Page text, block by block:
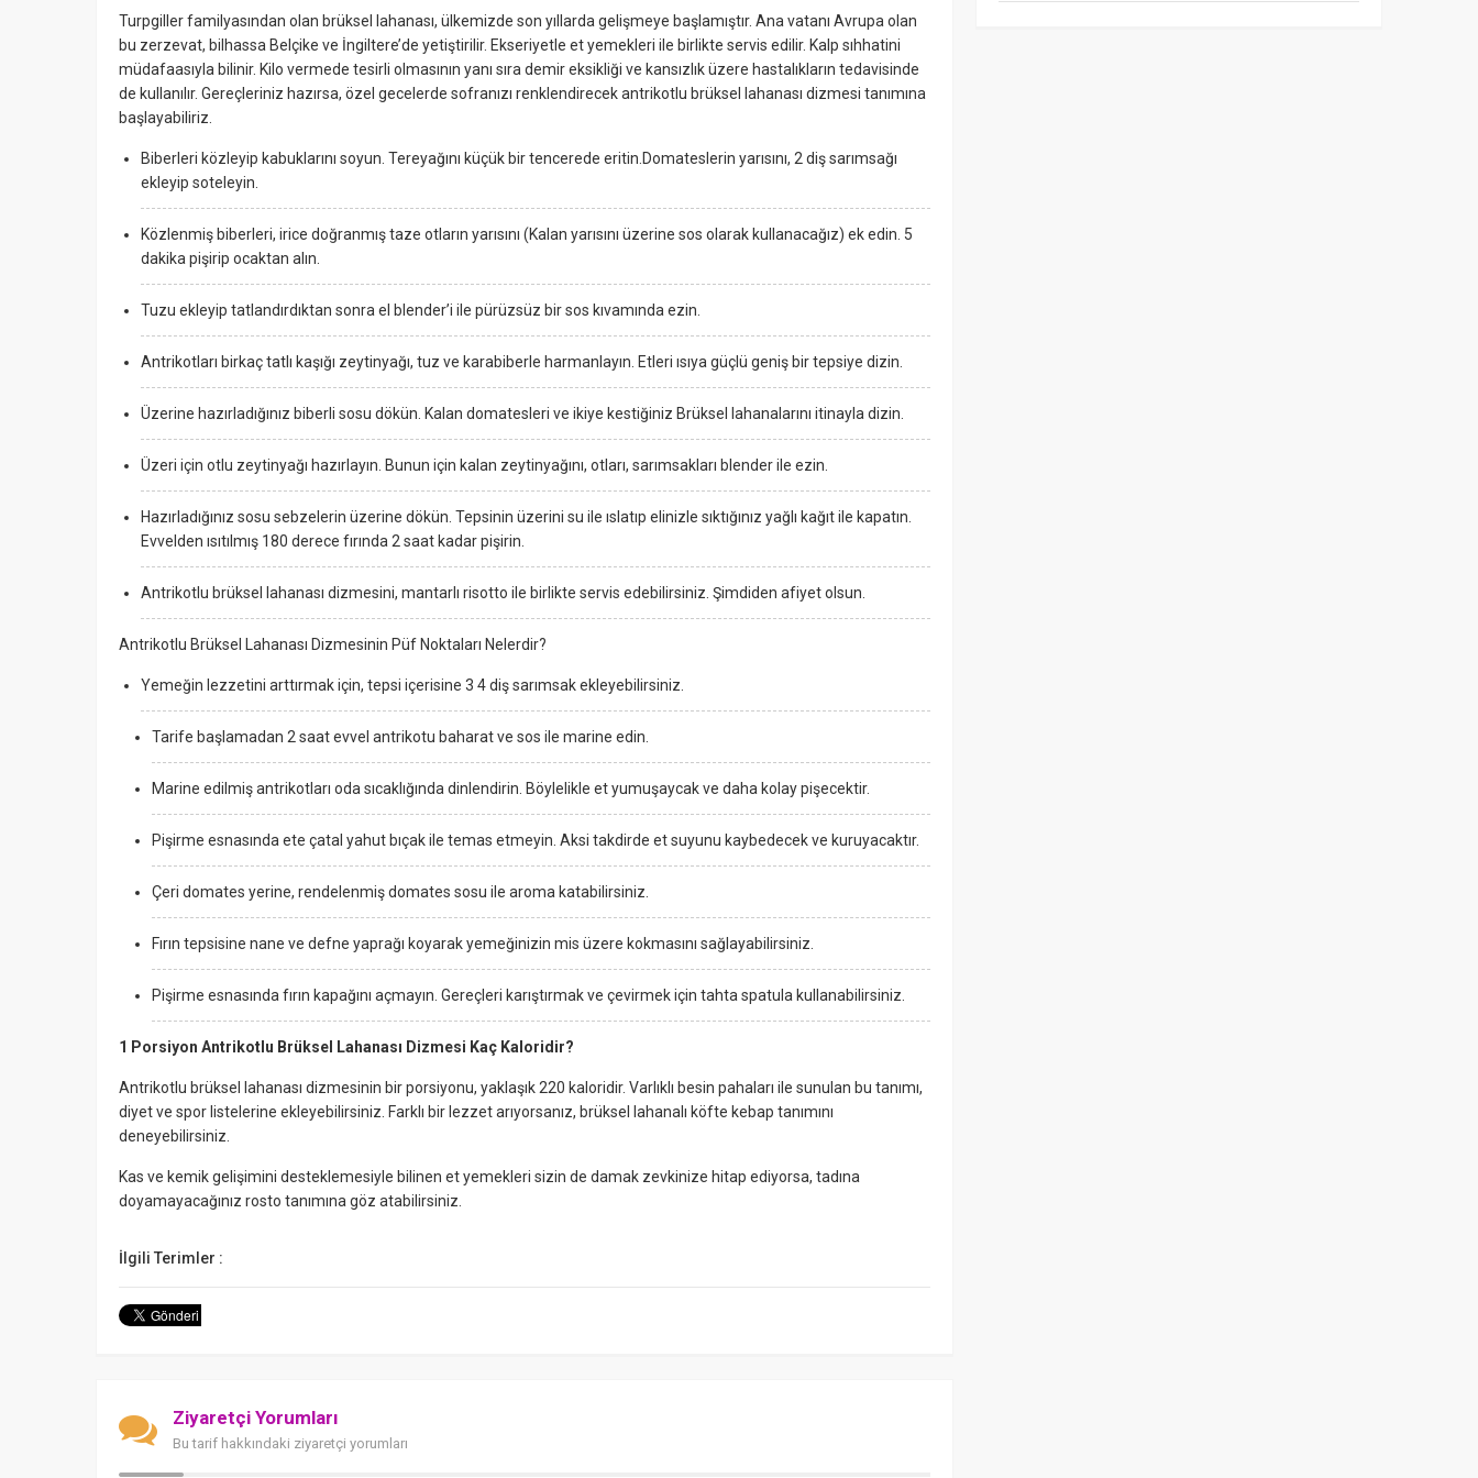
Turpgiller familyasından olan brüksel lahanası, ülkemizde son yıllarda gelişmeye başlamıştır. Ana vatanı Avrupa olan
bu zerzevat, bilhassa Belçike ve İngiltere’de yetiştirilir. Ekseriyetle et yemekleri ile birlikte servis edilir. Kalp sıhhatini
müdafaasıyla bilinir. Kilo vermede tesirli olmasının yanı sıra demir eksikliği ve kansızlık üzere hastalıkların tedavisinde
de kullanılır. Gereçleriniz hazırsa, özel gecelerde sofranızı renklendirecek antrikotlu brüksel lahanası dizmesi tanımına
başlayabiliriz.
Biberleri közleyip kabuklarını soyun. Tereyağını küçük bir tencerede eritin.Domateslerin yarısını, 2 diş sarımsağı
ekleyip soteleyin.
Közlenmiş biberleri, irice doğranmış taze otların yarısını (Kalan yarısını üzerine sos olarak kullanacağız) ek edin. 5
dakika pişirip ocaktan alın.
Tuzu ekleyip tatlandırdıktan sonra el blender’i ile pürüzsüz bir sos kıvamında ezin.
Antrikotları birkaç tatlı kaşığı zeytinyağı, tuz ve karabiberle harmanlayın. Etleri ısıya güçlü geniş bir tepsiye dizin.
Üzerine hazırladığınız biberli sosu dökün. Kalan domatesleri ve ikiye kestiğiniz Brüksel lahanalarını itinayla dizin.
Üzeri için otlu zeytinyağı hazırlayın. Bunun için kalan zeytinyağını, otları, sarımsakları blender ile ezin.
Hazırladığınız sosu sebzelerin üzerine dökün. Tepsinin üzerini su ile ıslatıp elinizle sıktığınız yağlı kağıt ile kapatın.
Evvelden ısıtılmış 180 derece fırında 2 saat kadar pişirin.
Antrikotlu brüksel lahanası dizmesini, mantarlı risotto ile birlikte servis edebilirsiniz. Şimdiden afiyet olsun.
Antrikotlu Brüksel Lahanası Dizmesinin Püf Noktaları Nelerdir?
Yemeğin lezzetini arttırmak için, tepsi içerisine 3 4 diş sarımsak ekleyebilirsiniz.
Tarife başlamadan 2 saat evvel antrikotu baharat ve sos ile marine edin.
Marine edilmiş antrikotları oda sıcaklığında dinlendirin. Böylelikle et yumuşaycak ve daha kolay pişecektir.
Pişirme esnasında ete çatal yahut bıçak ile temas etmeyin. Aksi takdirde et suyunu kaybedecek ve kuruyacaktır.
Çeri domates yerine, rendelenmiş domates sosu ile aroma katabilirsiniz.
Fırın tepsisine nane ve defne yaprağı koyarak yemeğinizin mis üzere kokmasını sağlayabilirsiniz.
Pişirme esnasında fırın kapağını açmayın. Gereçleri karıştırmak ve çevirmek için tahta spatula kullanabilirsiniz.
1 Porsiyon Antrikotlu Brüksel Lahanası Dizmesi Kaç Kaloridir?
Antrikotlu brüksel lahanası dizmesinin bir porsiyonu, yaklaşık 220 kaloridir. Varlıklı besin pahaları ile sunulan bu tanımı,
diyet ve spor listelerine ekleyebilirsiniz. Farklı bir lezzet arıyorsanız, brüksel lahanalı köfte kebap tanımını
deneyebilirsiniz.
Kas ve kemik gelişimini desteklemesiyle bilinen et yemekleri sizin de damak zevkinize hitap ediyorsa, tadına
doyamayacağınız rosto tanımına göz atabilirsiniz.
İlgili Terimler :
Ziyaretçi Yorumları
Bu tarif hakkındaki ziyaretçi yorumları